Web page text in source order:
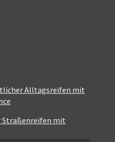
Alltagsreifen mit
Straßenreifen mit